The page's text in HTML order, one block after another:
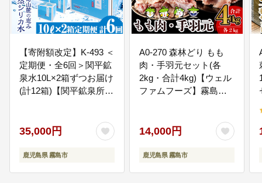
新規就農者や新規創業者の支援、
移住定住の促進などに活用してい
ます。
【寄附額改定】K-493 ＜
定期便・全6回＞関平鉱
泉水10L×2箱ずつお届け
(計12箱)【関平鉱泉所】
ーター
35,000円
鹿児島県 霧島市
A0-270 森林どり もも
肉・手羽元セット(各
2kg・合計4kg)【ウェル
ファムフーズ】霧島市
14,000円
鹿児島県 霧島市